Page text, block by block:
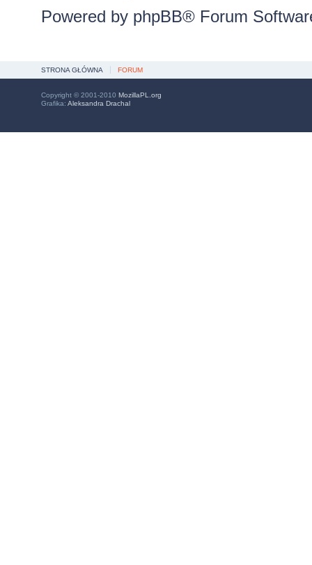
Powered by phpBB® Forum
STRONA GŁÓWNA FORUM
Copyright © 2001-2010 MozillaPL.org
Grafika: Aleksandra Drachal